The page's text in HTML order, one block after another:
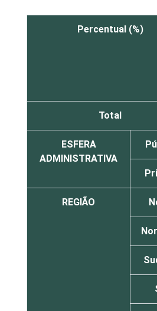
Percentual (%)
Total
ESFERA
ADMINISTRATIVA
REGIÃO